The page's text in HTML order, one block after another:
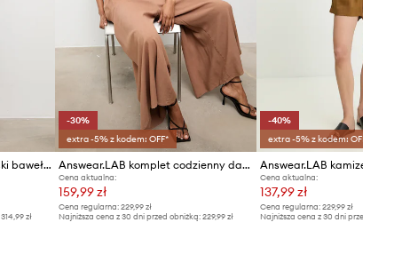
Answear.LAB komplet damski bawełniany
314,99 zł
-30%
extra -5% z kodem: OFF*
Answear.LAB komplet codzienny damski z wiskozą
Cena aktualna:
159,99 zł
Cena regularna:229,99 zł
Najniższa cena z 30 dni przed obniżką:229,99 zł
-40%
extra -5% z kodem: OFF*
Cena aktualna:
137,99 zł
Cena regularna: 229,99 zł
Najniższa cena z 30 dni przed obniżką: